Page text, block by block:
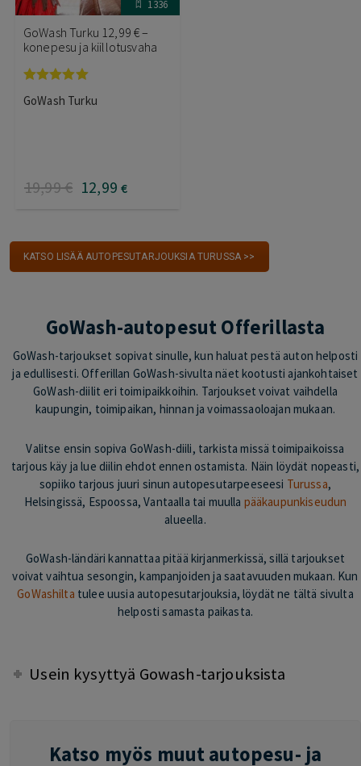
1336
GoWash Turku 12,99 € –
konepesu ja kiillotusvaha
tuotteesta:
GoWash Turku
19,99€ 12,99 €
KATSO LISÄÄ AUTOPESUTARJOUKSIA TURUSSA >>
GoWash-autopesut Offerillasta
GoWash-tarjoukset sopivat sinulle, kun haluat pestä auton helposti
ja edullisesti. Offerillan GoWash-sivulta näet kootusti ajankohtaiset
GoWash-diilit eri toimipaikkoihin. Tarjoukset voivat vaihdella
kaupungin, toimipaikan, hinnan ja voimassaoloajan mukaan.
Valitse ensin sopiva GoWash-diili, tarkista missä toimipaikoissa
tarjous käy ja lue diilin ehdot ennen ostamista. Näin löydät nopeasti,
sopiiko tarjous juuri sinun autopesutarpeeseesi Turussa,
Helsingissä, Espoossa, Vantaalla tai muulla pääkaupunkiseudun
alueella.
GoWash-ländäri kannattaa pitää kirjanmerkissä, sillä tarjoukset
voivat vaihtua sesongin, kampanjoiden ja saatavuuden mukaan. Kun
GoWashilta tulee uusia autopesutarjouksia, löydät ne tältä sivulta
helposti samasta paikasta.
Usein kysyttyä Gowash-tarjouksista
Katso myös muut autopesu- ja